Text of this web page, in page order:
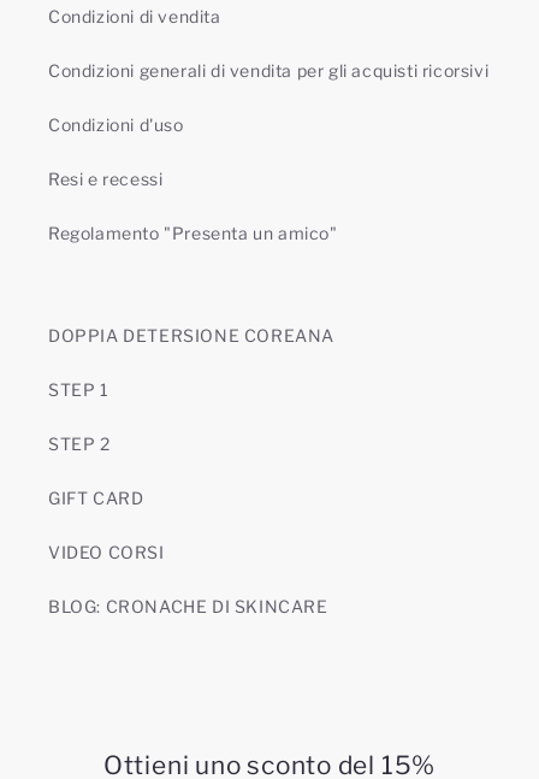
Condizioni di vendita
Condizioni generali di vendita per gli acquisti ricorsivi
Condizioni d'uso
Resi e recessi
Regolamento "Presenta un amico"
DOPPIA DETERSIONE COREANA
STEP 1
STEP 2
GIFT CARD
VIDEO CORSI
BLOG: CRONACHE DI SKINCARE
Ottieni uno sconto del 15%